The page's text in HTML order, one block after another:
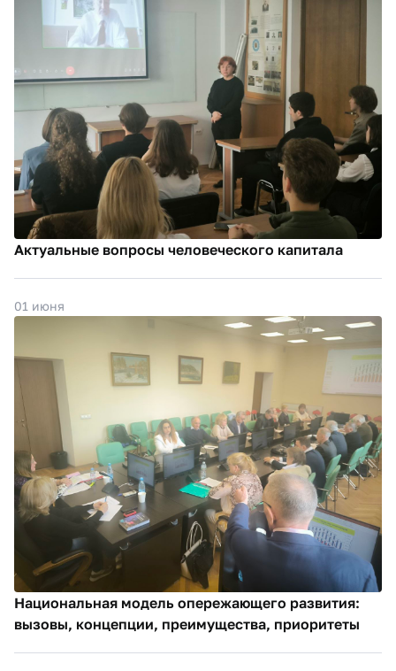
Актуальные вопросы человеческого капитала
01 июня
Национальная модель опережающего развития:
вызовы, концепции, преимущества, приоритеты